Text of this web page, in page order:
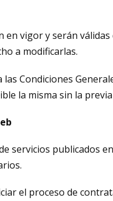
en vigor y serán
a modificarlas.
Condiciones
la misma sin la
servicios publicados
el proceso de